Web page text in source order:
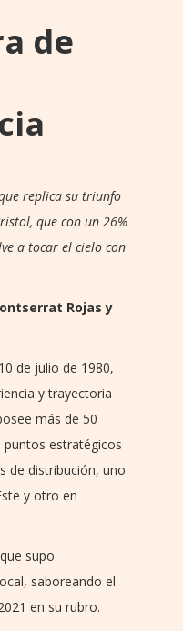
de
replica su triunfo
que con un 26%
a tocar el cielo con
Rojas y
de julio de 1980,
y trayectoria
más de 50
puntos estratégicos
de distribución, uno
y otro en
supo
saboreando el
en su rubro.